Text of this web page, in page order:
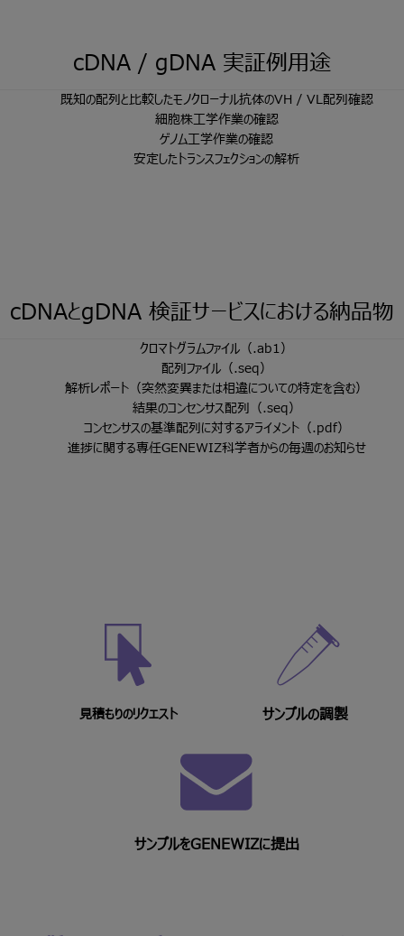
cDNA / gDNA 実証例用途
既知の配列と比較したモノクローナル抗体のVH / VL配列確認
細胞株工学作業の確認
ゲノム工学作業の確認
安定したトランスフェクションの解析
cDNAとgDNA 検証サービスにおける納品物
クロマトグラムファイル（.ab1）
配列ファイル（.seq）
解析レポート（突然変異または相違についての特定を含む）
結果のコンセンサス配列（.seq）
コンセンサスの基準配列に対するアライメント（.pdf）
進捗に関する専任GENEWIZ科学者からの毎週のお知らせ
見積もりのリクエスト サンプルの調製
サンプルをGENEWIZに提出